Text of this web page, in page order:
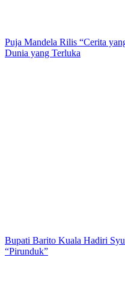
Puja Mandela Rilis “Cerita
Dunia yang Terluka
Bupati Barito Kuala Hadiri
“Pirunduk”